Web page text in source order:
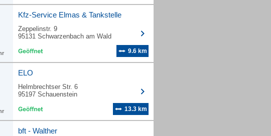
Kfz-Service Elmas & Tankstelle
Zeppelinstr. 9
95131 Schwarzenbach am Wald
9.6 km
ELO
Helmbrechtser Str. 6
95197 Schauenstein
13.3 km
bft - Walther